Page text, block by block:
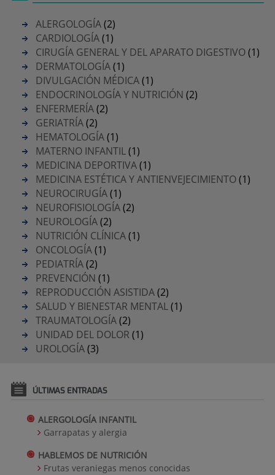
ALERGOLOGÍA(2)
CARDIOLOGÍA(1)
CIRUGÍA GENERAL Y DEL APARATO DIGESTIVO(1)
DERMATOLOGÍA(1)
DIVULGACIÓN MÉDICA(1)
ENDOCRINOLOGÍA Y NUTRICIÓN (2)
ENFERMERÍA(2)
GERIATRÍA(2)
HEMATOLOGÍA(1)
MATERNO INFANTIL(1)
MEDICINA DEPORTIVA(1)
MEDICINA ESTÉTICA Y ANTIENVEJECIMIENTO(1)
NEUROCIRUGÍA(1)
NEUROFISIOLOGÍA(2)
NEUROLOGÍA(2)
NUTRICIÓN CLÍNICA(1)
ONCOLOGÍA(1)
PEDIATRÍA(2)
PREVENCIÓN (1)
REPRODUCCIÓN ASISTIDA(2)
SALUD Y BIENESTAR MENTAL(1)
TRAUMATOLOGÍA(2)
UNIDAD DEL DOLOR(1)
UROLOGÍA(3)
ÚLTIMAS ENTRADAS
ALERGOLOGÍA INFANTIL
Garrapatas y alergia
HABLEMOS DE NUTRICIÓN
Frutas veraniegas menos conocidas